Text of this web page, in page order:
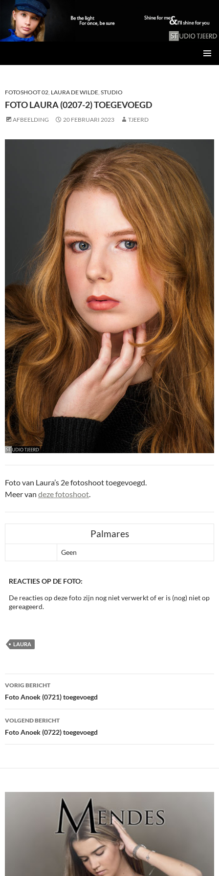
INHOUD
FOTOSHOOT 02, LAURA DE WILDE, STUDIO
FOTO LAURA (0207-2) TOEGEVOEGD
AFBEELDING 20 FEBRUARI 2023 TJEERD
Foto van Laura’s 2e fotoshoot toegevoegd.
Meer van deze fotoshoot.
Palmares
Geen
REACTIES OP DE FOTO:
De reacties op deze foto zijn nog niet verwerkt of er is (nog) niet op
gereageerd.
LAURA
Bericht
navigatie
VORIG BERICHT
Foto Anoek (0721) toegevoegd
VOLGEND BERICHT
Foto Anoek (0722) toegevoegd